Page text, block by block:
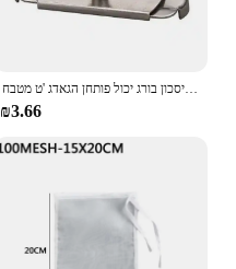
בקבוק רב תפקודי פותחן פלדה מתכווננת מכסים את פותחן צנצנת עבודה-חיסכון בורג יכול פותחן הגאדג 'ט מטבח
₪3.66